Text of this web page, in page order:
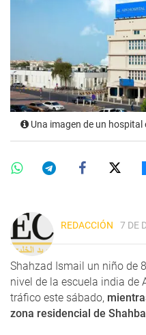
Una imagen de un hospital
REDACCIÓN 7 DE
Shahzad Ismail un niño de
nivel de la escuela india de
tráfico este sábado,
zona residencial de